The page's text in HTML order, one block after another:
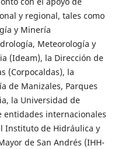
y regional, tales como
y Minería
Meteorología y
(Ideam), la Dirección de
(Corpocaldas), la
de Manizales, Parques
la Universidad de
entidades internacionales
Instituto de Hidráulica y
de San Andrés (IHH-